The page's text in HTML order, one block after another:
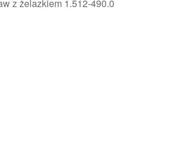
z żelazkiem 1.512-490.0